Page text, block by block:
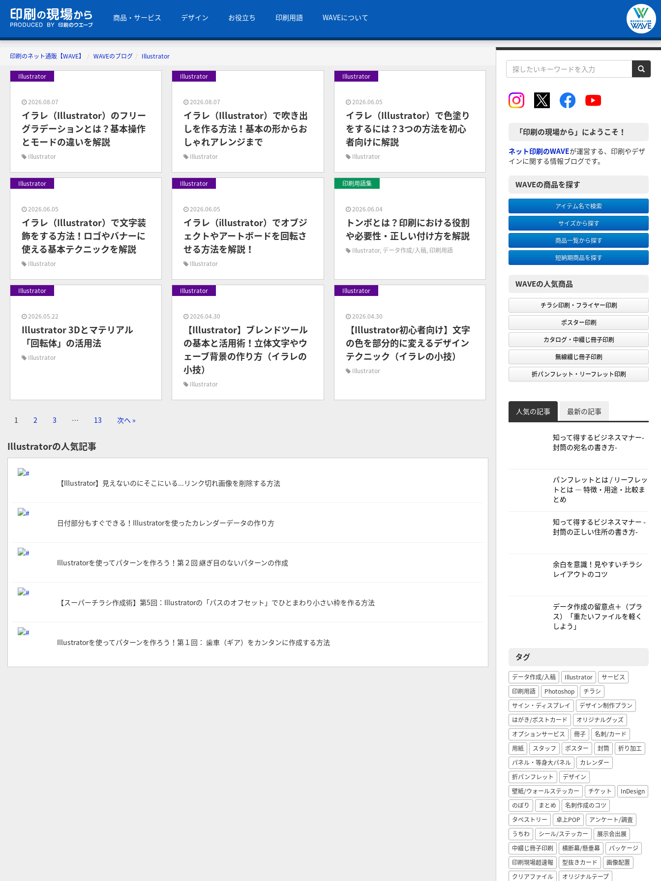
商品・サービス デザイン お役立ち 印刷用語 WAVEについて
印刷のネット通販【WAVE】 WAVEのブログ Illustrator
Illustrator
2026.08.07
イラレ（Illustrator）のフリー
グラデーションとは？基本操作
とモードの違いを解説
Illustrator
Illustrator
2026.08.07
イラレ（Illustrator）で吹き出
しを作る方法！基本の形からお
しゃれアレンジまで
Illustrator
Illustrator
2026.06.05
イラレ（Illustrator）で色塗り
をするには？3つの方法を初心
者向けに解説
Illustrator
Illustrator
2026.06.05
イラレ（Illustrator）で文字装
飾をする方法！ロゴやバナーに
使える基本テクニックを解説
Illustrator
Illustrator
2026.06.05
イラレ（illustrator）でオブジ
ェクトやアートボードを回転さ
せる方法を解説！
Illustrator
印刷用語集
2026.06.04
トンボとは？印刷における役割
や必要性・正しい付け方を解説
Illustrator, データ作成/入稿, 印刷用語
Illustrator
2026.05.22
Illustrator 3Dとマテリアル
「回転体」の活用法
Illustrator
Illustrator
2026.04.30
【Illustrator】ブレンドツール
の基本と活用術！立体文字やウ
ェーブ背景の作り方（イラレの
小技）
Illustrator
Illustrator
2026.04.30
【Illustrator初心者向け】文字
の色を部分的に変えるデザイン
テクニック（イラレの小技）
Illustrator
1 2 3 … 13 次へ »
Illustratorの人気記事
【Illustrator】見えないのにそこにいる...リンク切れ画像を削除する方法
日付部分もすぐできる！Illustratorを使ったカレンダーデータの作り方
Illustratorを使ってパターンを作ろう！第２回 継ぎ目のないパターンの作成
【スーパーチラシ作成術】第5回：Illustratorの「パスのオフセット」でひとまわり小さい枠を作る方法
Illustratorを使ってパターンを作ろう！第１回： 歯車（ギア）をカンタンに作成する方法
「印刷の現場から」にようこそ！
ネット印刷のWAVEが運営する、印刷やデザ
インに関する情報ブログです。
WAVEの商品を探す
アイテム名で検索
サイズから探す
商品一覧から探す
短納期商品を探す
WAVEの人気商品
チラシ印刷・フライヤー印刷
ポスター印刷
カタログ・中綴じ冊子印刷
無線綴じ冊子印刷
折パンフレット・リーフレット印刷
人気の記事 最新の記事
知って得するビジネスマナー-
封筒の宛名の書き方-
パンフレットとは / リーフレッ
トとは — 特徴・用途・比較ま
とめ
知って得するビジネスマナー -
封筒の正しい住所の書き方-
余白を意識！見やすいチラシ
レイアウトのコツ
データ作成の留意点＋（プラ
ス）「重たいファイルを軽く
しよう」
タグ
データ作成/入稿 Illustrator
サービス
印刷用語
Photoshop
チラシ
サイン・ディスプレイ
デザイン制作プラン
はがき/ポストカード
オリジナルグッズ
オプションサービス
冊子
名刺/カード
用紙
スタッフ ポスター 封筒
折り加工
パネル・等身大パネル
カレンダー
折パンフレット
デザイン
壁紙/ウォールステッカー
チケット
InDesign
のぼり
まとめ
名刺作成のコツ
タペストリー
卓上POP
アンケート/調査
うちわ
シール/ステッカー
展示会出展
中綴じ冊子印刷
横断幕/懸垂幕
パッケージ
印刷現場超速報
型抜きカード
画像配置
クリアファイル
オリジナルテープ